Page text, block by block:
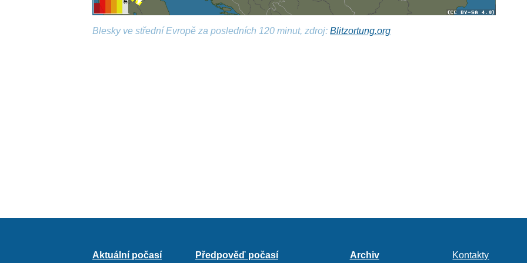
Blesky ve střední Evropě za posledních 120 minut, zdroj:Blitzortung.org
Aktuální počasí Předpověď počasí Archiv Kontakty